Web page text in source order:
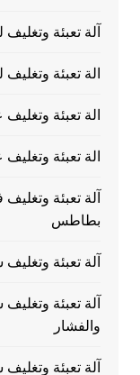
آلة تعبئة
الة تعبئة وتغليف
الة تعبئة
الة تعبئة
آلة تعبئة
بطاطس
آلة تعبئة
آلة تعبئة
والفشار
آلة تعبئة